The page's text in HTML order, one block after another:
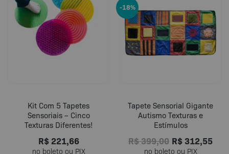
Kit Com 5 Tapetes
Sensoriais – Cinco
Texturas Diferentes!
R$221,66
-18%
Tapete Sensorial Gigante
Autismo Texturas e
Estímulos
R$399,00 R$ 312,55